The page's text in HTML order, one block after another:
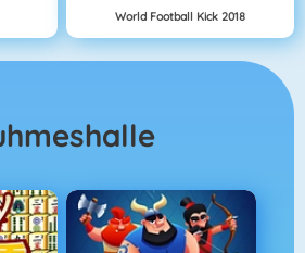
World Football Kick 2018